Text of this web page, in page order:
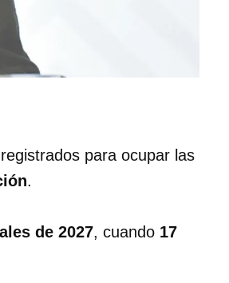
registrados para ocupar las
.
de 2027, cuando 17